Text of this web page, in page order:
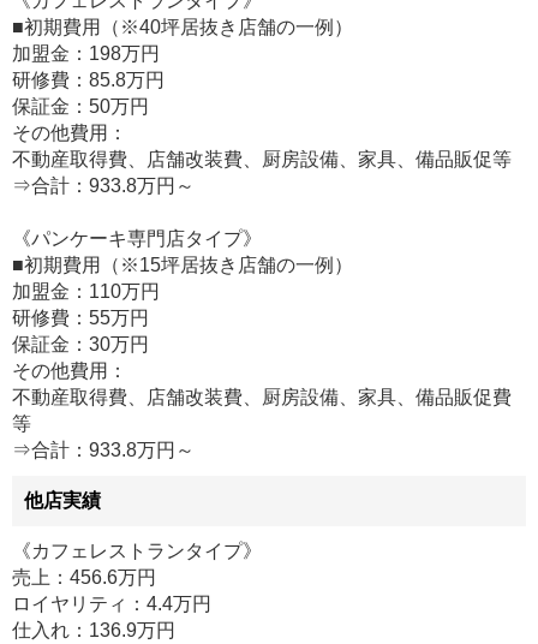
■初期費用（※40坪居抜き店舗の一例）
加盟金：198万円
研修費：85.8万円
保証金：50万円
その他費用：
不動産取得費、店舗改装費、厨房設備、家具、備品販促等
⇒合計：933.8万円～
《パンケーキ専門店タイプ》
■初期費用（※15坪居抜き店舗の一例）
加盟金：110万円
研修費：55万円
保証金：30万円
その他費用：
不動産取得費、店舗改装費、厨房設備、家具、備品販促費
等
⇒合計：933.8万円～
他店実績
《カフェレストランタイプ》
売上：456.6万円
ロイヤリティ：4.4万円
仕入れ：136.9万円